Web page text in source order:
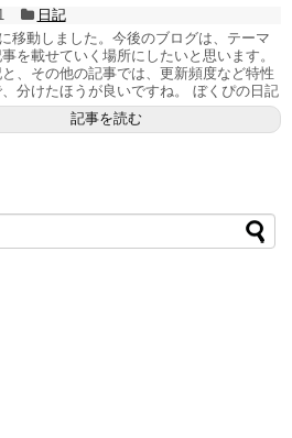
日記
移動しました。今後のブログは、テーマ
を載せていく場所にしたいと思います。
、その他の記事では、更新頻度など特性
分けたほうが良いですね。 ぼくぴの日記
記事を読む